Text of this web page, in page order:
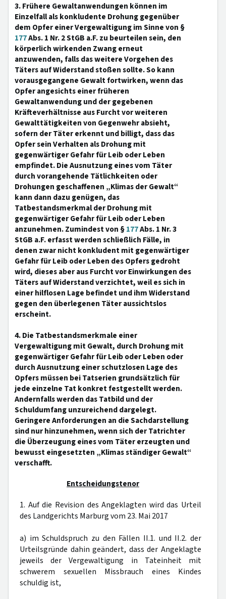
3. Frühere Gewaltanwendungen können im
Einzelfall als konkludente Drohung gegenüber
dem Opfer einer Vergewaltigung im Sinne von §
177Abs. 1 Nr. 2 StGB a.F. zu beurteilen sein, den
körperlich wirkenden Zwang erneut
anzuwenden, falls das weitere Vorgehen des
Täters auf Widerstand stoßen sollte. So kann
vorausgegangene Gewalt fortwirken, wenn das
Opfer angesichts einer früheren
Gewaltanwendung und der gegebenen
Kräfteverhältnisse aus Furcht vor weiteren
Gewalttätigkeiten von Gegenwehr absieht,
sofern der Täter erkennt und billigt, dass das
Opfer sein Verhalten als Drohung mit
gegenwärtiger Gefahr für Leib oder Leben
empfindet. Die Ausnutzung eines vom Täter
durch vorangehende Tätlichkeiten oder
Drohungen geschaffenen „Klimas der Gewalt“
kann dann dazu genügen, das
Tatbestandsmerkmal der Drohung mit
gegenwärtiger Gefahr für Leib oder Leben
anzunehmen. Zumindest von §177Abs. 1 Nr. 3
StGB a.F. erfasst werden schließlich Fälle, in
denen zwar nicht konkludent mit gegenwärtiger
Gefahr für Leib oder Leben des Opfers gedroht
wird, dieses aber aus Furcht vor Einwirkungen des
Täters auf Widerstand verzichtet, weil es sich in
einer hilflosen Lage befindet und ihm Widerstand
gegen den überlegenen Täter aussichtslos
erscheint.
4. Die Tatbestandsmerkmale einer
Vergewaltigung mit Gewalt, durch Drohung mit
gegenwärtiger Gefahr für Leib oder Leben oder
durch Ausnutzung einer schutzlosen Lage des
Opfers müssen bei Tatserien grundsätzlich für
jede einzelne Tat konkret festgestellt werden.
Andernfalls werden das Tatbild und der
Schuldumfang unzureichend dargelegt.
Geringere Anforderungen an die Sachdarstellung
sind nur hinzunehmen, wenn sich der Tatrichter
die Überzeugung eines vom Täter erzeugten und
bewusst eingesetzten „Klimas ständiger Gewalt“
verschafft.
Entscheidungstenor
1. Auf die Revision des Angeklagten wird das Urteil
des Landgerichts Marburg vom 23. Mai 2017
a) im Schuldspruch zu den Fällen II.1. und II.2. der
Urteilsgründe dahin geändert, dass der Angeklagte
jeweils der Vergewaltigung in Tateinheit mit
schwerem sexuellen Missbrauch eines Kindes
schuldig ist,